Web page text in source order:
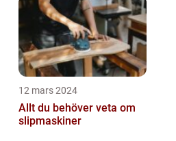
12 mars 2024
Allt du behöver veta om
slipmaskiner